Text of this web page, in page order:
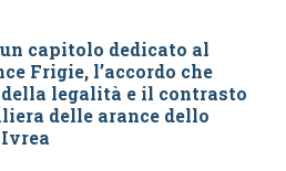
capitolo dedicato al
Frigie, l’accordo che
legalità e il contrasto
delle arance dello